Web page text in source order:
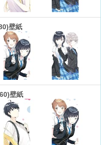
壁紙
壁紙